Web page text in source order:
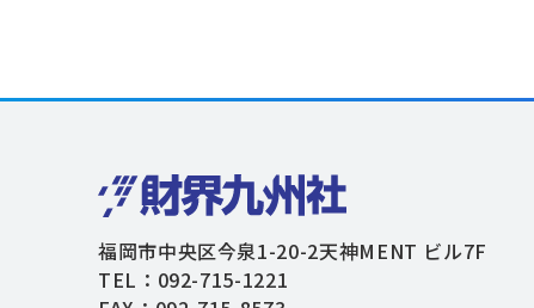
福岡市中央区今泉1-20-2天神MENT ビル7F
TEL：092-715-1221